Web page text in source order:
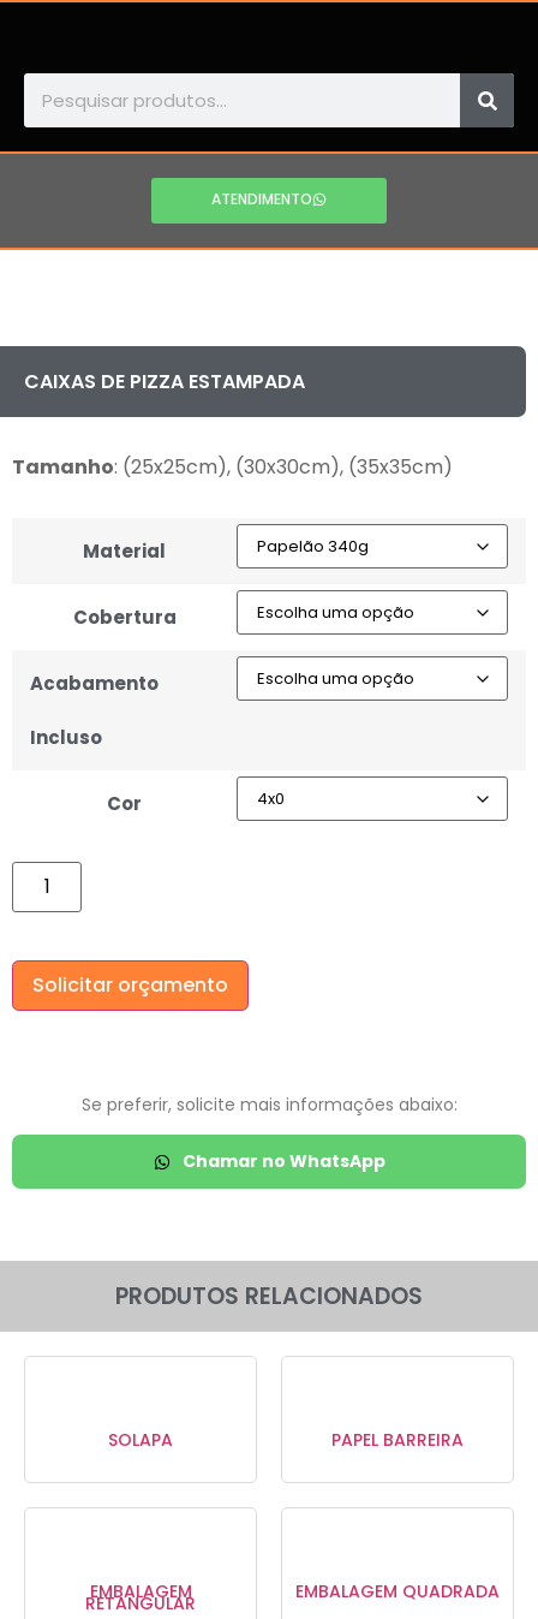
ATENDIMENTO
CAIXAS DE PIZZA ESTAMPADA
Tamanho: (25x25cm), (30x30cm), (35x35cm)
Material
Cobertura
Acabamento
Incluso
Cor
Solicitar orçamento
Se preferir, solicite mais informações abaixo:
Chamar no WhatsApp
PRODUTOS RELACIONADOS
SOLAPA PAPEL BARREIRA
EMBALAGEM
RETANGULAR EMBALAGEM QUADRADA